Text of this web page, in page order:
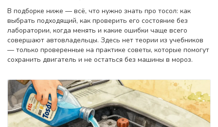
В подборке ниже — всё, что нужно знать про тосол: как
выбрать подходящий, как проверить его состояние без
лаборатории, когда менять и какие ошибки чаще всего
совершают автовладельцы. Здесь нет теории из учебников
— только проверенные на практике советы, которые помогут
сохранить двигатель и не остаться без машины в мороз.